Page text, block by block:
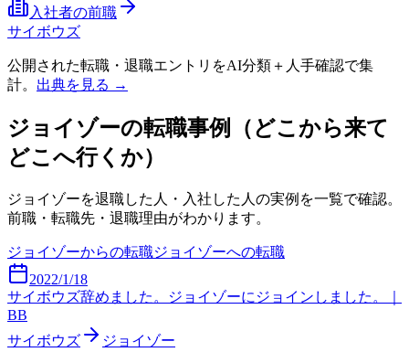
入社者の前職
サイボウズ
公開された転職・退職エントリをAI分類＋人手確認で集
計。 出典を見る →
ジョイゾーの転職事例（どこから来て
どこへ行くか）
ジョイゾーを退職した人・入社した人の実例を一覧で確認。
前職・転職先・退職理由がわかります。
ジョイゾーからの転職ジョイゾーへの転職
2022/1/18
サイボウズ辞めました。ジョイゾーにジョインしました。｜
BB
サイボウズ
ジョイゾー